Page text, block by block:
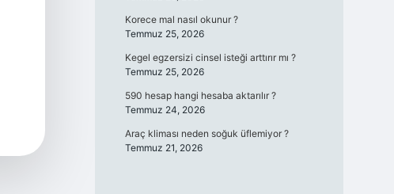
Korece mal nasıl okunur ?
Temmuz 25, 2026
Kegel egzersizi cinsel isteği arttırır mı ?
Temmuz 25, 2026
590 hesap hangi hesaba aktarılır ?
Temmuz 24, 2026
Araç kliması neden soğuk üflemiyor ?
Temmuz 21, 2026